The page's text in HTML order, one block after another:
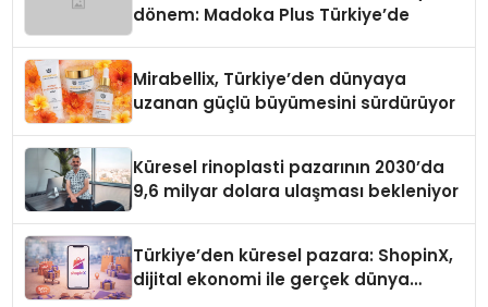
dönem: Madoka Plus Türkiye’de
Mirabellix, Türkiye’den dünyaya
uzanan güçlü büyümesini sürdürüyor
Küresel rinoplasti pazarının 2030’da
9,6 milyar dolara ulaşması bekleniyor
Türkiye’den küresel pazara: ShopinX,
dijital ekonomi ile gerçek dünya